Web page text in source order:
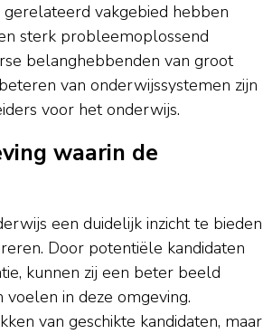
vakgebied hebben
sterk probleemoplossend
belanghebbenden van groot
van onderwijssystemen zijn
voor het onderwijs.
waarin de
een duidelijk inzicht te bieden
Door potentiële kandidaten
kunnen zij een beter beeld
in deze omgeving.
van geschikte kandidaten, maar